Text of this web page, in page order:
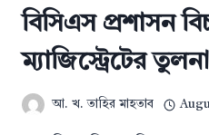
বিসিএস প্রশাসন
ম্যাজিস্ট্রেটের
আ. খ. তাহির মাহতাব